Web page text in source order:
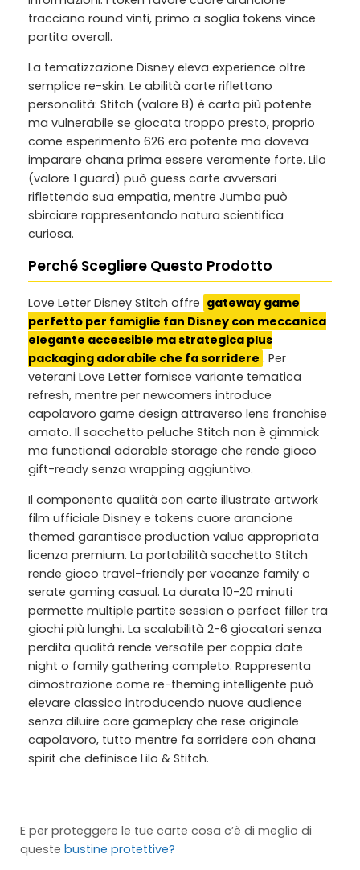
tracciano round vinti, primo a soglia tokens vince
partita overall.
La tematizzazione Disney eleva experience oltre
semplice re-skin. Le abilità carte riflettono
personalità: Stitch (valore 8) è carta più potente
ma vulnerabile se giocata troppo presto, proprio
come esperimento 626 era potente ma doveva
imparare ohana prima essere veramente forte. Lilo
(valore 1 guard) può guess carte avversari
riflettendo sua empatia, mentre Jumba può
sbirciare rappresentando natura scientifica
curiosa.
Perché Scegliere Questo Prodotto
Love Letter Disney Stitch offre gateway game
perfetto per famiglie fan Disney con meccanica
elegante accessible ma strategica plus
packaging adorabile che fa sorridere . Per
veterani Love Letter fornisce variante tematica
refresh, mentre per newcomers introduce
capolavoro game design attraverso lens franchise
amato. Il sacchetto peluche Stitch non è gimmick
ma functional adorable storage che rende gioco
gift-ready senza wrapping aggiuntivo.
Il componente qualità con carte illustrate artwork
film ufficiale Disney e tokens cuore arancione
themed garantisce production value appropriata
licenza premium. La portabilità sacchetto Stitch
rende gioco travel-friendly per vacanze family o
serate gaming casual. La durata 10-20 minuti
permette multiple partite session o perfect filler tra
giochi più lunghi. La scalabilità 2-6 giocatori senza
perdita qualità rende versatile per coppia date
night o family gathering completo. Rappresenta
dimostrazione come re-theming intelligente può
elevare classico introducendo nuove audience
senza diluire core gameplay che rese originale
capolavoro, tutto mentre fa sorridere con ohana
spirit che definisce Lilo & Stitch.
E per proteggere le tue carte cosa c’è di meglio di
queste bustine protettive?